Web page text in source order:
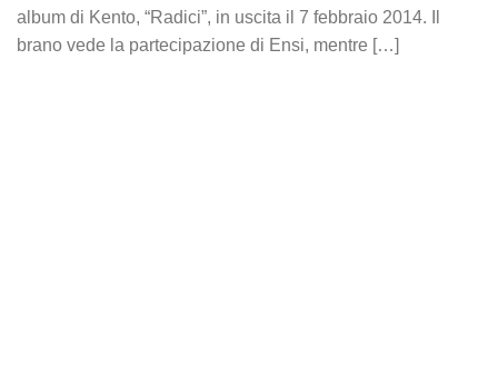
album di Kento, “Radici”, in uscita il 7 febbraio 2014. Il
brano vede la partecipazione di Ensi, mentre […]